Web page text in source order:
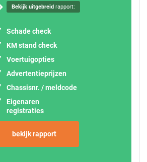
Bekijk uitgebreidrapport:
Schade check
KM stand check
Voertuigopties
Advertentieprijzen
Chassisnr. / meldcode
Eigenaren
registraties
bekijk rapport